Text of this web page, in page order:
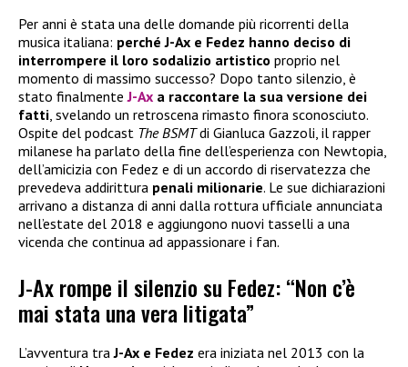
Per anni è stata una delle domande più ricorrenti della
musica italiana: perché J-Ax e Fedez hanno deciso di
interrompere il loro sodalizio artistico proprio nel
momento di massimo successo? Dopo tanto silenzio, è
stato finalmenteJ-Ax a raccontare la sua versione dei
fatti, svelando un retroscena rimasto finora sconosciuto.
Ospite del podcast The BSMTdi Gianluca Gazzoli, il rapper
milanese ha parlato della fine dell’esperienza con Newtopia,
dell’amicizia con Fedez e di un accordo di riservatezza che
prevedeva addirittura penali milionarie. Le sue dichiarazioni
arrivano a distanza di anni dalla rottura ufficiale annunciata
nell’estate del 2018 e aggiungono nuovi tasselli a una
vicenda che continua ad appassionare i fan.
J-Ax rompe il silenzio su Fedez: “Non c’è
mai stata una vera litigata”
L’avventura traJ-Ax e Fedez era iniziata nel 2013 con la